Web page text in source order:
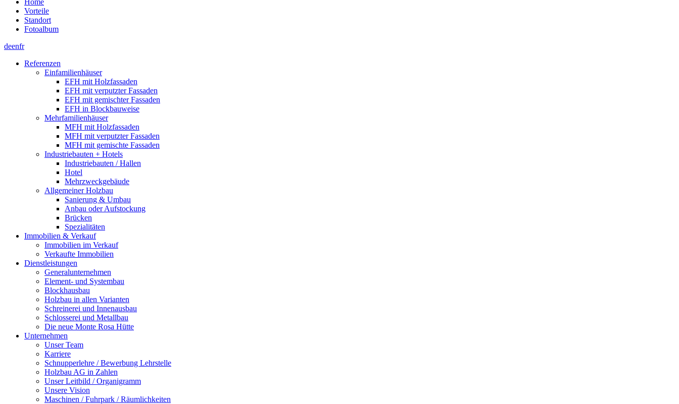
Home
Vorteile
Standort
Fotoalbum
deenfr
Referenzen
Einfamilienhäuser
EFH mit Holzfassaden
EFH mit verputzter Fassaden
EFH mit gemischter Fassaden
EFH in Blockbauweise
Mehrfamilienhäuser
MFH mit Holzfassaden
MFH mit verputzter Fassaden
MFH mit gemischte Fassaden
Industriebauten + Hotels
Industriebauten / Hallen
Hotel
Mehrzweckgebäude
Allgemeiner Holzbau
Sanierung & Umbau
Anbau oder Aufstockung
Brücken
Spezialitäten
Immobilien & Verkauf
Immobilien im Verkauf
Verkaufte Immobilien
Dienstleistungen
Generalunternehmen
Element- und Systembau
Blockhausbau
Holzbau in allen Varianten
Schreinerei und Innenausbau
Schlosserei und Metallbau
Die neue Monte Rosa Hütte
Unternehmen
Unser Team
Karriere
Schnupperlehre / Bewerbung Lehrstelle
Holzbau AG in Zahlen
Unser Leitbild / Organigramm
Unsere Vision
Maschinen / Fuhrpark / Räumlichkeiten